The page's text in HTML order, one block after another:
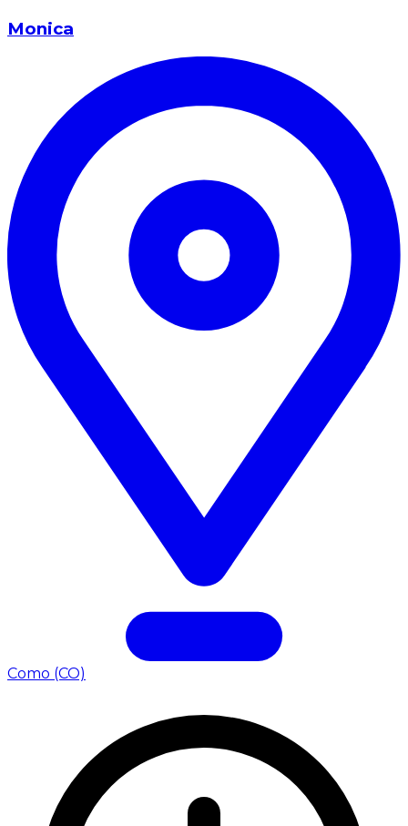
Monica
Como (CO)